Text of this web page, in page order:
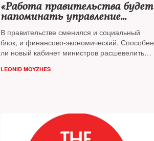
«Работа правительства будет
напоминать управление
акционерным обществом»
В правительстве сменился и социальный
блок, и финансово-экономический. Способен
ли новый кабинет министров расшевелить
задача ставится? На вопросы
LEONID MOYZHES